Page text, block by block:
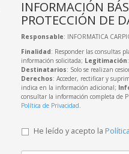
INFORMACIÓN
PROTECCIÓN DE
Responsable: INFORMATICA
Finalidad: Responder las consultas
información solicitada; Legitimación
Destinatarios: Solo se realizan
Derechos: Acceder, rectificar y
indica en la información adicional;
consultar la información completa de
Política de Privacidad.
He leído y acepto la